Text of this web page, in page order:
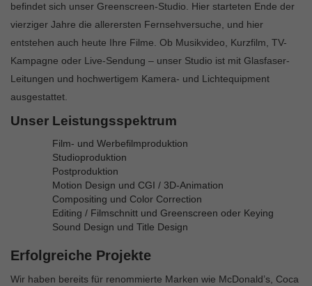
befindet sich unser Greenscreen-Studio. Hier starteten Ende der
vierziger Jahre die allerersten Fernsehversuche, und hier
entstehen auch heute Ihre Filme. Ob Musikvideo, Kurzfilm, TV-
Kampagne oder Live-Sendung – unser Studio ist mit Glasfaser-
Leitungen und hochwertigem Kamera- und Lichtequipment
ausgestattet.
Unser Leistungsspektrum
Film- und Werbefilmproduktion
Studioproduktion
Postproduktion
Motion Design und CGI / 3D-Animation
Compositing und Color Correction
Editing / Filmschnitt und Greenscreen oder Keying
Sound Design und Title Design
Erfolgreiche Projekte
Wir haben bereits für renommierte Marken wie McDonald’s, Coca